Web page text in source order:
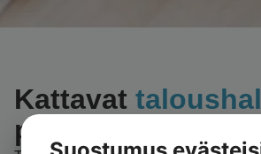
Kattavat
palvelut